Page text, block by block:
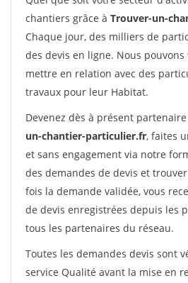
chantiers grâce à Trouver-un-
Chaque jour, des milliers de
des devis en ligne. Nous
mettre en relation avec des
travaux pour leur Habitat.
Devenez dès à présent
un-chantier-particulier.fr, faites
et sans engagement via notre
des demandes de devis et
fois la demande validée, vous
de devis enregistrées depuis les
tous les partenaires du réseau.
Toutes les demandes devis sont
service Qualité avant la mise en